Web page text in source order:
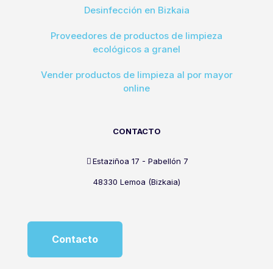
Desinfección en Bizkaia
Proveedores de productos de limpieza
ecológicos a granel
Vender productos de limpieza al por mayor
online
CONTACTO
Estaziñoa 17 - Pabellón 7
48330 Lemoa (Bizkaia)
Contacto